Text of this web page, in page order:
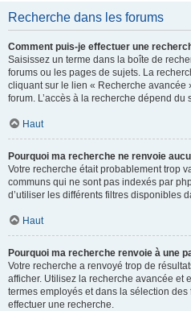
Recherche dans les forums
Comment puis-je effectuer une
Saisissez un terme dans la boîte de
forums ou les pages de sujets. La
cliquant sur le lien « Recherche avancée
forum. L’accès à la recherche dépend du
Haut
Pourquoi ma recherche ne renvoie
Votre recherche était probablement trop
communs qui ne sont pas indexés par
d’utiliser les différents filtres disponibles
Haut
Pourquoi ma recherche renvoie à une
Votre recherche a renvoyé trop de
afficher. Utilisez la recherche avancée et
termes employés et dans la sélection
effectuer une recherche.